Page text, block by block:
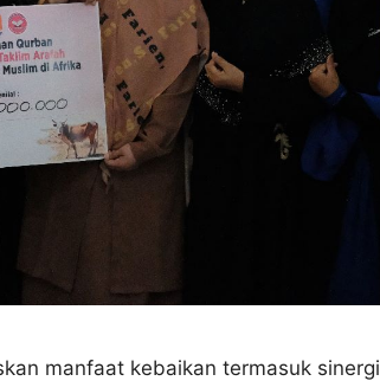
manfaat kebaikan termasuk sinergi